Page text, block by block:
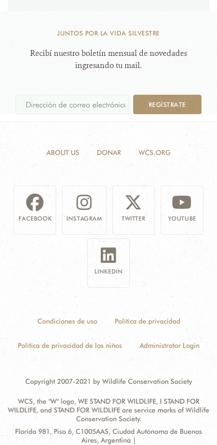
JUNTOS POR LA VIDA SILVESTRE
Recibí nuestro boletín mensual de novedades
ingresando tu mail.
REGÍSTRATE
ABOUT US DONAR WCS.ORG
FACEBOOK INSTAGRAM TWITTER YOUTUBE
LINKEDIN
Condiciones de uso Política de privacidad
Política de privacidad de los niños Administrator Login
Copyright 2007-2021 by Wildlife Conservation Society
WCS, the "W" logo, WE STAND FOR WILDLIFE, I STAND FOR
WILDLIFE, and STAND FOR WILDLIFE are service marks of Wildlife
Conservation Society.
Contact
Address:
Florida 981, Piso 6, C1005AAS, Ciudad Autónoma de Buenos
Aires, Argentina |